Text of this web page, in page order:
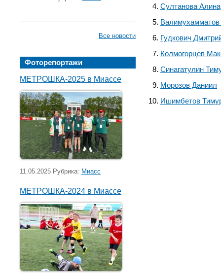
Все новости
Фоторепортажи
МЕТРОШКА-2025 в Миассе
11.05.2025 Рубрика: Миасс
МЕТРОШКА-2024 в Миассе
Султанова Алина
Валимухамматов
Гудкович
Колмогорцев
Синагатулин
Морозов Даниил
Ишимбетов